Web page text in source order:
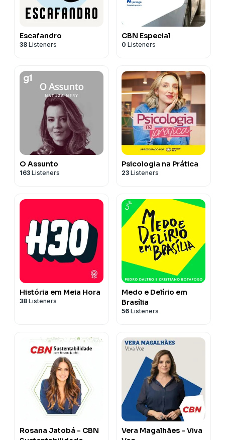
Escafandro
38 Listeners
CBN Especial
0 Listeners
O Assunto
163 Listeners
Psicologia na Prática
23 Listeners
História em Meia Hora
38 Listeners
Medo e Delírio em
Brasília
56 Listeners
Rosana Jatobá - CBN
Vera Magalhães - Viva